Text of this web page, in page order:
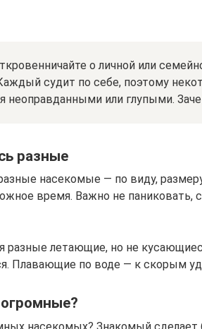
о личной или
судит по себе, поэтому
неоправданными или глупыми.
разные
насекомые — по виду,
время. Важно не паниковать,
разные летающие, но не
Плавающие по воде — к скорым